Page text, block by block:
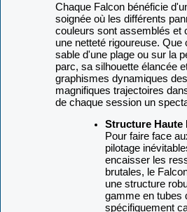
Chaque Falcon bénéficie
soignée où les différents
couleurs sont assemblés et
une netteté rigoureuse. Que
sable d'une plage ou sur la
parc, sa silhouette élancée
graphismes dynamiques
magnifiques trajectoires
de chaque session un
Structure Haute
Pour faire face
pilotage
encaisser les
brutales, le
une structure
gamme en tubes
spécifiquement